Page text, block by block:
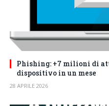
Phishing: +7 milioni di
dispositivo in un mese
28 APRILE 2026